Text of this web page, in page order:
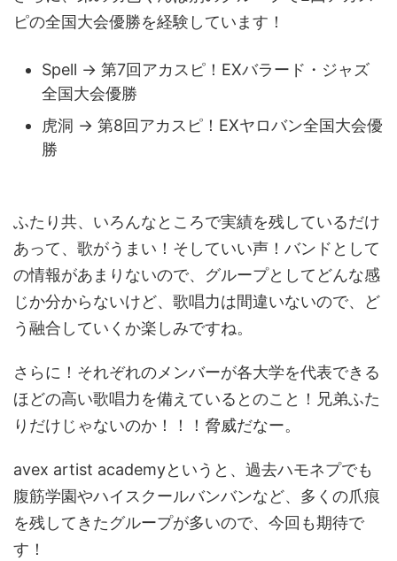
ピの全国大会優勝を経験しています！
Spell → 第7回アカスピ！EXバラード・ジャズ
全国大会優勝
虎洞 → 第8回アカスピ！EXヤロバン全国大会優
勝
ふたり共、いろんなところで実績を残しているだけ
あって、歌がうまい！そしていい声！バンドとして
の情報があまりないので、グループとしてどんな感
じか分からないけど、歌唱力は間違いないので、ど
う融合していくか楽しみですね。
さらに！それぞれのメンバーが各大学を代表できる
ほどの高い歌唱力を備えているとのこと！兄弟ふた
りだけじゃないのか！！！脅威だなー。
avex artist academyというと、過去ハモネプでも
腹筋学園やハイスクールバンバンなど、多くの爪痕
を残してきたグループが多いので、今回も期待で
す！